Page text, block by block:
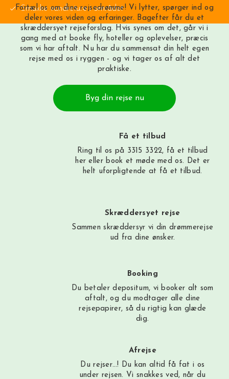
Smukke vandreture i området
Fortæl os om dine rejsedrømme! Vi lytter, spørger ind og
deler vores viden og erfaringer. Bagefter får du et
skræddersyet rejseforslag. Hvis synes om det, går vi i
gang med at booke fly, hoteller og oplevelser, præcis
som vi har aftalt. Nu har du sammensat din helt egen
rejse med os i ryggen - og vi tager os af alt det
praktiske.
Byg din rejse nu
Få et tilbud
Ring til os på 3315 3322, få et tilbud
her eller book et møde med os. Det er
helt uforpligtende at få et tilbud.
Skræddersyet rejse
Sammen skræddersyr vi din drømmerejse
ud fra dine ønsker.
Booking
Du betaler depositum, vi booker alt som
aftalt, og du modtager alle dine
rejsepapirer, så du rigtig kan glæde
dig.
Afrejse
Du rejser…! Du kan altid få fat i os
under rejsen. Vi snakkes ved, når du